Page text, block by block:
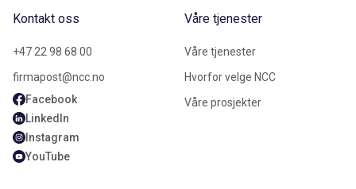
Kontakt oss
+47 22 98 68 00
firmapost@ncc.no
Facebook
LinkedIn
Instagram
YouTube
Våre tjenester
Våre tjenester
Hvorfor velge NCC
Våre prosjekter